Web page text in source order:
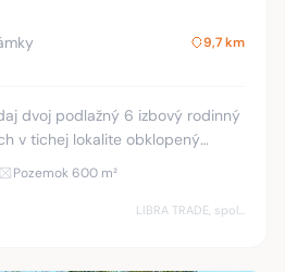
9,7 km
dvoj podlažný 6 izbový rodinný
v tichej lokalite obklopený
a kompletnou
Pozemok 600 m²
LIBRA TRADE, spol.s.r.o.